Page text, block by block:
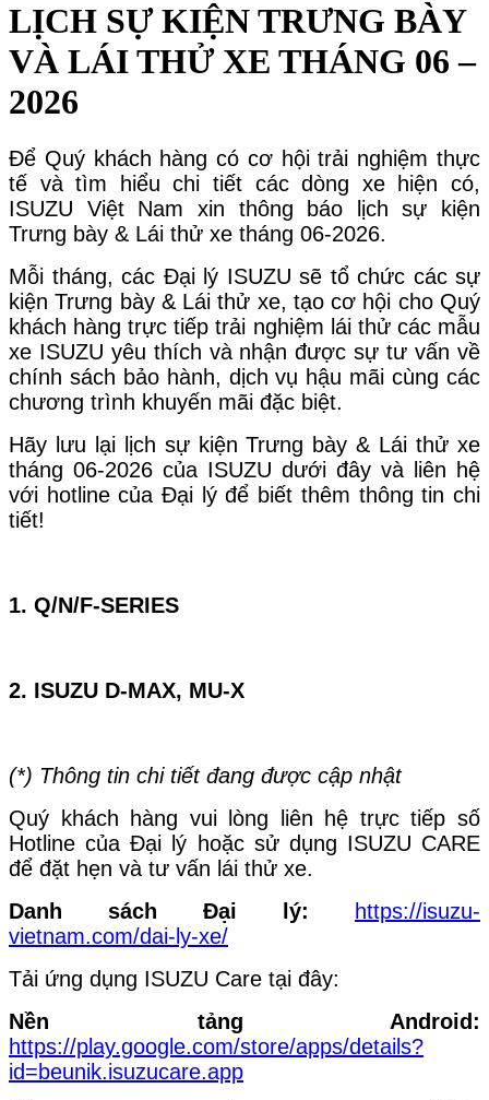
LỊCH SỰ KIỆN TRƯNG BÀY
VÀ LÁI THỬ XE THÁNG 06 –
2026
Để Quý khách hàng có cơ hội trải nghiệm thực
tế và tìm hiểu chi tiết các dòng xe hiện có,
ISUZU Việt Nam xin thông báo lịch sự kiện
Trưng bày & Lái thử xe tháng 06-2026.
Mỗi tháng, các Đại lý ISUZU sẽ tổ chức các sự
kiện Trưng bày & Lái thử xe, tạo cơ hội cho Quý
khách hàng trực tiếp trải nghiệm lái thử các mẫu
xe ISUZU yêu thích và nhận được sự tư vấn về
chính sách bảo hành, dịch vụ hậu mãi cùng các
chương trình khuyến mãi đặc biệt.
Hãy lưu lại lịch sự kiện Trưng bày & Lái thử xe
tháng 06-2026 của ISUZU dưới đây và liên hệ
với hotline của Đại lý để biết thêm thông tin chi
tiết!
1. Q/N/F-SERIES
2. ISUZU D-MAX, MU-X
(*) Thông tin chi tiết đang được cập nhật
Quý khách hàng vui lòng liên hệ trực tiếp số
Hotline của Đại lý hoặc sử dụng ISUZU CARE
để đặt hẹn và tư vấn lái thử xe.
Danh sách Đại lý:
https://isuzu-
vietnam.com/dai-ly-xe/
Tải ứng dụng ISUZU Care tại đây:
Nền tảng Android:
https://play.google.com/store/apps/details?
id=beunik.isuzucare.app